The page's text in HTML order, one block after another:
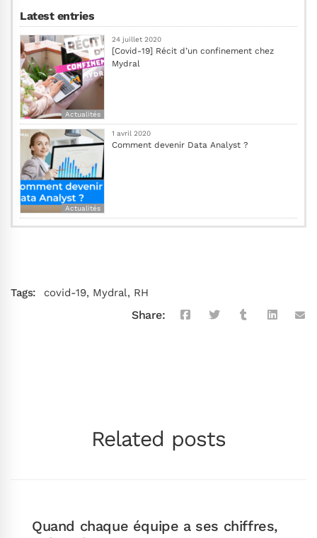
Latest entries
Actualités
24 juillet 2020
[Covid-19] Récit d’un confinement chez
Mydral
Actualités
1 avril 2020
Comment devenir Data Analyst ?
Tags: covid-19, Mydral, RH
Share:
Related posts
Quand chaque équipe a ses chiffres,